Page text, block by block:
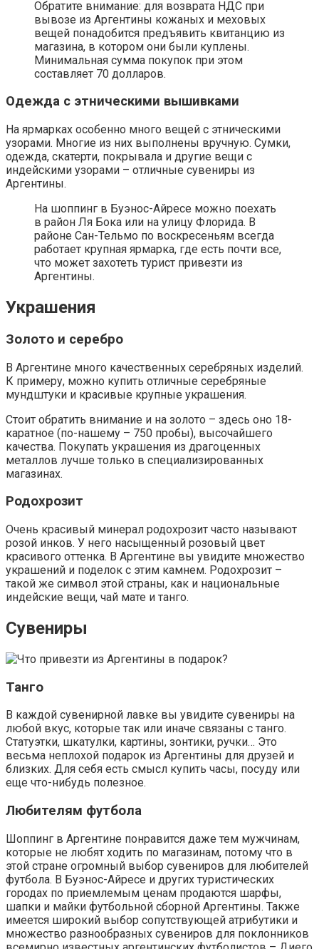
Обратите внимание: для возврата НДС при
вывозе из Аргентины кожаных и меховых
вещей понадобится предъявить квитанцию из
магазина, в котором они были куплены.
Минимальная сумма покупок при этом
составляет 70 долларов.
Одежда с этническими вышивками
На ярмарках особенно много вещей с этническими
узорами. Многие из них выполнены вручную. Сумки,
одежда, скатерти, покрывала и другие вещи с
индейскими узорами – отличные сувениры из
Аргентины.
На шоппинг в Буэнос-Айресе можно поехать
в район Ля Бока или на улицу Флорида. В
районе Сан-Тельмо по воскресеньям всегда
работает крупная ярмарка, где есть почти все,
что может захотеть турист привезти из
Аргентины.
Украшения
Золото и серебро
В Аргентине много качественных серебряных изделий.
К примеру, можно купить отличные серебряные
мундштуки и красивые крупные украшения.
Стоит обратить внимание и на золото – здесь оно 18-
каратное (по-нашему – 750 пробы), высочайшего
качества. Покупать украшения из драгоценных
металлов лучше только в специализированных
магазинах.
Родохрозит
Очень красивый минерал родохрозит часто называют
розой инков. У него насыщенный розовый цвет
красивого оттенка. В Аргентине вы увидите множество
украшений и поделок с этим камнем. Родохрозит –
такой же символ этой страны, как и национальные
индейские вещи, чай мате и танго.
Сувениры
Танго
В каждой сувенирной лавке вы увидите сувениры на
любой вкус, которые так или иначе связаны с танго.
Статуэтки, шкатулки, картины, зонтики, ручки… Это
весьма неплохой подарок из Аргентины для друзей и
близких. Для себя есть смысл купить часы, посуду или
еще что-нибудь полезное.
Любителям футбола
Шоппинг в Аргентине понравится даже тем мужчинам,
которые не любят ходить по магазинам, потому что в
этой стране огромный выбор сувениров для любителей
футбола. В Буэнос-Айресе и других туристических
городах по приемлемым ценам продаются шарфы,
шапки и майки футбольной сборной Аргентины. Также
имеется широкий выбор сопутствующей атрибутики и
множество разнообразных сувениров для поклонников